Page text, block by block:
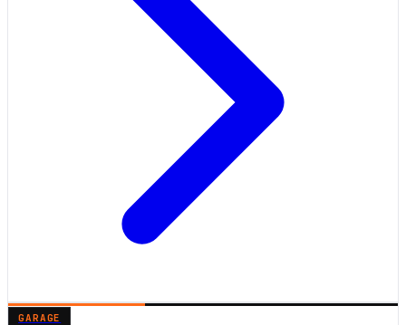
GARAGE